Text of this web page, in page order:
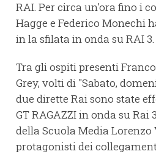
RAI. Per circa un'ora fino i
Hagge e Federico Monechi
in la sfilata in onda su RAI 3.
Tra gli ospiti presenti
Grey, volti di "Sabato,
due dirette Rai sono state
GT RAGAZZI in onda su Rai
della Scuola Media
protagonisti dei